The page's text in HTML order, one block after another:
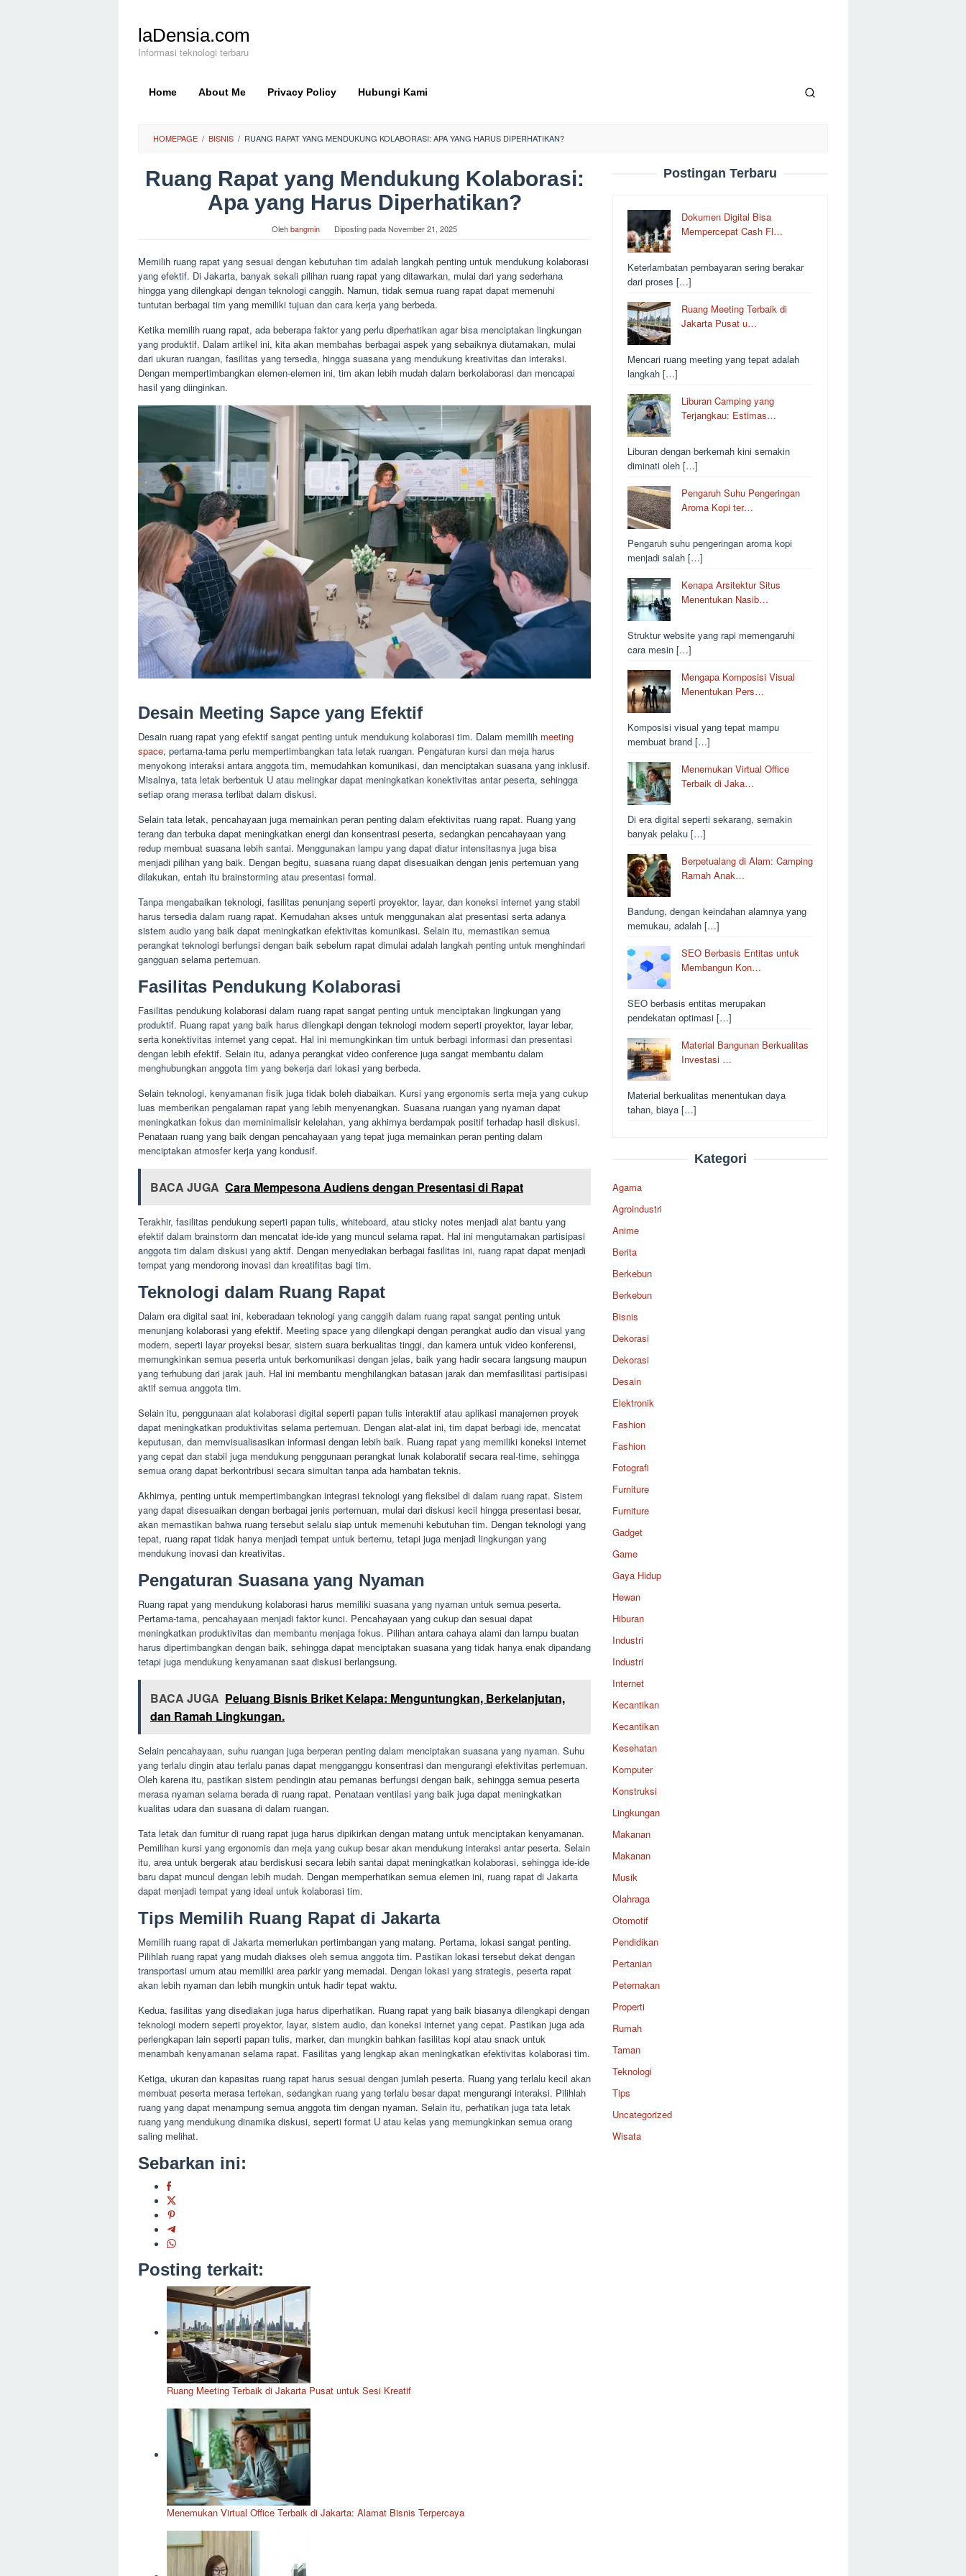
kontenlaDensia.com
Informasi teknologi terbaru
Home About Me Privacy Policy Hubungi Kami
HOMEPAGE / BISNIS / RUANG RAPAT YANG MENDUKUNG KOLABORASI: APA YANG HARUS DIPERHATIKAN?
Ruang Rapat yang Mendukung Kolaborasi:
Apa yang Harus Diperhatikan?
Olehbangmin Diposting padaNovember 21, 2025
Memilih ruang rapat yang sesuai dengan kebutuhan tim adalah langkah penting untuk mendukung kolaborasi
yang efektif. Di Jakarta, banyak sekali pilihan ruang rapat yang ditawarkan, mulai dari yang sederhana
hingga yang dilengkapi dengan teknologi canggih. Namun, tidak semua ruang rapat dapat memenuhi
tuntutan berbagai tim yang memiliki tujuan dan cara kerja yang berbeda.
Ketika memilih ruang rapat, ada beberapa faktor yang perlu diperhatikan agar bisa menciptakan lingkungan
yang produktif. Dalam artikel ini, kita akan membahas berbagai aspek yang sebaiknya diutamakan, mulai
dari ukuran ruangan, fasilitas yang tersedia, hingga suasana yang mendukung kreativitas dan interaksi.
Dengan mempertimbangkan elemen-elemen ini, tim akan lebih mudah dalam berkolaborasi dan mencapai
hasil yang diinginkan.
Desain Meeting Sapce yang Efektif
Desain ruang rapat yang efektif sangat penting untuk mendukung kolaborasi tim. Dalam memilih meeting
space, pertama-tama perlu mempertimbangkan tata letak ruangan. Pengaturan kursi dan meja harus
menyokong interaksi antara anggota tim, memudahkan komunikasi, dan menciptakan suasana yang inklusif.
Misalnya, tata letak berbentuk U atau melingkar dapat meningkatkan konektivitas antar peserta, sehingga
setiap orang merasa terlibat dalam diskusi.
Selain tata letak, pencahayaan juga memainkan peran penting dalam efektivitas ruang rapat. Ruang yang
terang dan terbuka dapat meningkatkan energi dan konsentrasi peserta, sedangkan pencahayaan yang
redup membuat suasana lebih santai. Menggunakan lampu yang dapat diatur intensitasnya juga bisa
menjadi pilihan yang baik. Dengan begitu, suasana ruang dapat disesuaikan dengan jenis pertemuan yang
dilakukan, entah itu brainstorming atau presentasi formal.
Tanpa mengabaikan teknologi, fasilitas penunjang seperti proyektor, layar, dan koneksi internet yang stabil
harus tersedia dalam ruang rapat. Kemudahan akses untuk menggunakan alat presentasi serta adanya
sistem audio yang baik dapat meningkatkan efektivitas komunikasi. Selain itu, memastikan semua
perangkat teknologi berfungsi dengan baik sebelum rapat dimulai adalah langkah penting untuk menghindari
gangguan selama pertemuan.
Fasilitas Pendukung Kolaborasi
Fasilitas pendukung kolaborasi dalam ruang rapat sangat penting untuk menciptakan lingkungan yang
produktif. Ruang rapat yang baik harus dilengkapi dengan teknologi modern seperti proyektor, layar lebar,
serta konektivitas internet yang cepat. Hal ini memungkinkan tim untuk berbagi informasi dan presentasi
dengan lebih efektif. Selain itu, adanya perangkat video conference juga sangat membantu dalam
menghubungkan anggota tim yang bekerja dari lokasi yang berbeda.
Selain teknologi, kenyamanan fisik juga tidak boleh diabaikan. Kursi yang ergonomis serta meja yang cukup
luas memberikan pengalaman rapat yang lebih menyenangkan. Suasana ruangan yang nyaman dapat
meningkatkan fokus dan meminimalisir kelelahan, yang akhirnya berdampak positif terhadap hasil diskusi.
Penataan ruang yang baik dengan pencahayaan yang tepat juga memainkan peran penting dalam
menciptakan atmosfer kerja yang kondusif.
BACA JUGA Cara Mempesona Audiens dengan Presentasi di Rapat
Terakhir, fasilitas pendukung seperti papan tulis, whiteboard, atau sticky notes menjadi alat bantu yang
efektif dalam brainstorm dan mencatat ide-ide yang muncul selama rapat. Hal ini mengutamakan partisipasi
anggota tim dalam diskusi yang aktif. Dengan menyediakan berbagai fasilitas ini, ruang rapat dapat menjadi
tempat yang mendorong inovasi dan kreatifitas bagi tim.
Teknologi dalam Ruang Rapat
Dalam era digital saat ini, keberadaan teknologi yang canggih dalam ruang rapat sangat penting untuk
menunjang kolaborasi yang efektif. Meeting space yang dilengkapi dengan perangkat audio dan visual yang
modern, seperti layar proyeksi besar, sistem suara berkualitas tinggi, dan kamera untuk video konferensi,
memungkinkan semua peserta untuk berkomunikasi dengan jelas, baik yang hadir secara langsung maupun
yang terhubung dari jarak jauh. Hal ini membantu menghilangkan batasan jarak dan memfasilitasi partisipasi
aktif semua anggota tim.
Selain itu, penggunaan alat kolaborasi digital seperti papan tulis interaktif atau aplikasi manajemen proyek
dapat meningkatkan produktivitas selama pertemuan. Dengan alat-alat ini, tim dapat berbagi ide, mencatat
keputusan, dan memvisualisasikan informasi dengan lebih baik. Ruang rapat yang memiliki koneksi internet
yang cepat dan stabil juga mendukung penggunaan perangkat lunak kolaboratif secara real-time, sehingga
semua orang dapat berkontribusi secara simultan tanpa ada hambatan teknis.
Akhirnya, penting untuk mempertimbangkan integrasi teknologi yang fleksibel di dalam ruang rapat. Sistem
yang dapat disesuaikan dengan berbagai jenis pertemuan, mulai dari diskusi kecil hingga presentasi besar,
akan memastikan bahwa ruang tersebut selalu siap untuk memenuhi kebutuhan tim. Dengan teknologi yang
tepat, ruang rapat tidak hanya menjadi tempat untuk bertemu, tetapi juga menjadi lingkungan yang
mendukung inovasi dan kreativitas.
Pengaturan Suasana yang Nyaman
Ruang rapat yang mendukung kolaborasi harus memiliki suasana yang nyaman untuk semua peserta.
Pertama-tama, pencahayaan menjadi faktor kunci. Pencahayaan yang cukup dan sesuai dapat
meningkatkan produktivitas dan membantu menjaga fokus. Pilihan antara cahaya alami dan lampu buatan
harus dipertimbangkan dengan baik, sehingga dapat menciptakan suasana yang tidak hanya enak dipandang
tetapi juga mendukung kenyamanan saat diskusi berlangsung.
BACA JUGA Peluang Bisnis Briket Kelapa: Menguntungkan, Berkelanjutan,
dan Ramah Lingkungan.
Selain pencahayaan, suhu ruangan juga berperan penting dalam menciptakan suasana yang nyaman. Suhu
yang terlalu dingin atau terlalu panas dapat mengganggu konsentrasi dan mengurangi efektivitas pertemuan.
Oleh karena itu, pastikan sistem pendingin atau pemanas berfungsi dengan baik, sehingga semua peserta
merasa nyaman selama berada di ruang rapat. Penataan ventilasi yang baik juga dapat meningkatkan
kualitas udara dan suasana di dalam ruangan.
Tata letak dan furnitur di ruang rapat juga harus dipikirkan dengan matang untuk menciptakan kenyamanan.
Pemilihan kursi yang ergonomis dan meja yang cukup besar akan mendukung interaksi antar peserta. Selain
itu, area untuk bergerak atau berdiskusi secara lebih santai dapat meningkatkan kolaborasi, sehingga ide-ide
baru dapat muncul dengan lebih mudah. Dengan memperhatikan semua elemen ini, ruang rapat di Jakarta
dapat menjadi tempat yang ideal untuk kolaborasi tim.
Tips Memilih Ruang Rapat di Jakarta
Memilih ruang rapat di Jakarta memerlukan pertimbangan yang matang. Pertama, lokasi sangat penting.
Pilihlah ruang rapat yang mudah diakses oleh semua anggota tim. Pastikan lokasi tersebut dekat dengan
transportasi umum atau memiliki area parkir yang memadai. Dengan lokasi yang strategis, peserta rapat
akan lebih nyaman dan lebih mungkin untuk hadir tepat waktu.
Kedua, fasilitas yang disediakan juga harus diperhatikan. Ruang rapat yang baik biasanya dilengkapi dengan
teknologi modern seperti proyektor, layar, sistem audio, dan koneksi internet yang cepat. Pastikan juga ada
perlengkapan lain seperti papan tulis, marker, dan mungkin bahkan fasilitas kopi atau snack untuk
menambah kenyamanan selama rapat. Fasilitas yang lengkap akan meningkatkan efektivitas kolaborasi tim.
Ketiga, ukuran dan kapasitas ruang rapat harus sesuai dengan jumlah peserta. Ruang yang terlalu kecil akan
membuat peserta merasa tertekan, sedangkan ruang yang terlalu besar dapat mengurangi interaksi. Pilihlah
ruang yang dapat menampung semua anggota tim dengan nyaman. Selain itu, perhatikan juga tata letak
ruang yang mendukung dinamika diskusi, seperti format U atau kelas yang memungkinkan semua orang
saling melihat.
Sebarkan ini:
Posting terkait:
Ruang Meeting Terbaik di Jakarta Pusat untuk Sesi Kreatif
Menemukan Virtual Office Terbaik di Jakarta: Alamat Bisnis Terpercaya
Postingan Terbaru
Dokumen Digital Bisa
Mempercepat Cash Fl…
Keterlambatan pembayaran sering berakar
dari proses […]
Ruang Meeting Terbaik di
Jakarta Pusat u…
Mencari ruang meeting yang tepat adalah
langkah […]
Liburan Camping yang
Terjangkau: Estimas…
Liburan dengan berkemah kini semakin
diminati oleh […]
Pengaruh Suhu Pengeringan
Aroma Kopi ter…
Pengaruh suhu pengeringan aroma kopi
menjadi salah […]
Kenapa Arsitektur Situs
Menentukan Nasib…
Struktur website yang rapi memengaruhi
cara mesin […]
Mengapa Komposisi Visual
Menentukan Pers…
Komposisi visual yang tepat mampu
membuat brand […]
Menemukan Virtual Office
Terbaik di Jaka…
Di era digital seperti sekarang, semakin
banyak pelaku […]
Berpetualang di Alam: Camping
Ramah Anak…
Bandung, dengan keindahan alamnya yang
memukau, adalah […]
SEO Berbasis Entitas untuk
Membangun Kon…
SEO berbasis entitas merupakan
pendekatan optimasi […]
Material Bangunan Berkualitas
Investasi …
Material berkualitas menentukan daya
tahan, biaya […]
Kategori
Agama
Agroindustri
Anime
Berita
Berkebun
Berkebun
Bisnis
Dekorasi
Dekorasi
Desain
Elektronik
Fashion
Fashion
Fotografi
Furniture
Furniture
Gadget
Game
Gaya Hidup
Hewan
Hiburan
Industri
Industri
Internet
Kecantikan
Kecantikan
Kesehatan
Komputer
Konstruksi
Lingkungan
Makanan
Makanan
Musik
Olahraga
Otomotif
Pendidikan
Pertanian
Peternakan
Properti
Rumah
Taman
Teknologi
Tips
Uncategorized
Wisata